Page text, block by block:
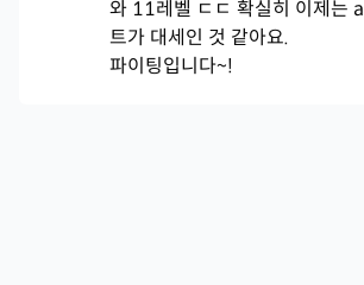
와 11레벨 ㄷㄷ 확실히 이제는
트가 대세인 것 같아요.
파이팅입니다~!